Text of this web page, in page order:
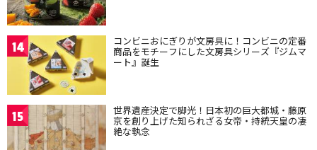
14 コンビニおにぎりが文房具に！コンビニの定番
商品をモチーフにした文房具シリーズ『ジムマ
ート』誕生
15 世界遺産決定で脚光！日本初の巨大都城・藤原
京を創り上げた知られざる女帝・持統天皇の凄
絶な執念